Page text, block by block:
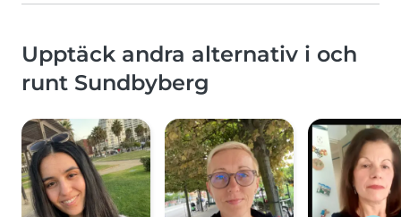
Upptäck andra alternativ i och
runt Sundbyberg